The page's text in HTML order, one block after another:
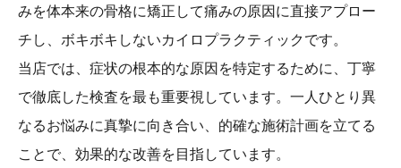
みを体本来の骨格に矯正して痛みの原因に直接アプロー
チし、ボキボキしないカイロプラクティックです。
当店では、症状の根本的な原因を特定するために、丁寧
で徹底した検査を最も重要視しています。一人ひとり異
なるお悩みに真摯に向き合い、的確な施術計画を立てる
ことで、 効果的な改善を目指しています。